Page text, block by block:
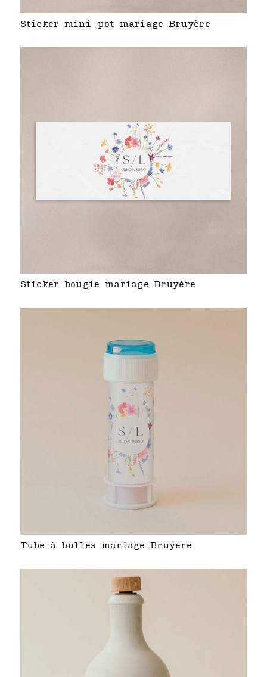
Sticker mini-pot mariage Bruyère
Sticker bougie mariage Bruyère
Tube à bulles mariage Bruyère